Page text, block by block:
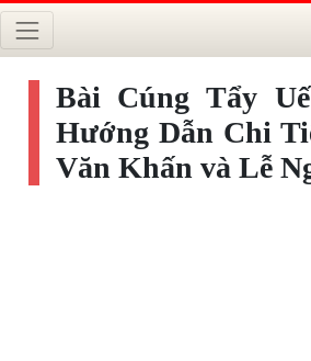
Bài Cúng Tẩy
Hướng Dẫn Chi
Văn Khấn và Lễ